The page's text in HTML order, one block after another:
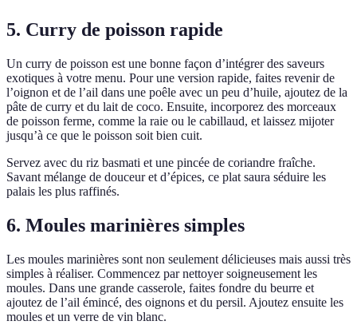
5. Curry de poisson rapide
Un curry de poisson est une bonne façon d’intégrer des saveurs
exotiques à votre menu. Pour une version rapide, faites revenir de
l’oignon et de l’ail dans une poêle avec un peu d’huile, ajoutez de la
pâte de curry et du lait de coco. Ensuite, incorporez des morceaux
de poisson ferme, comme la raie ou le cabillaud, et laissez mijoter
jusqu’à ce que le poisson soit bien cuit.
Servez avec du riz basmati et une pincée de coriandre fraîche.
Savant mélange de douceur et d’épices, ce plat saura séduire les
palais les plus raffinés.
6. Moules marinières simples
Les moules marinières sont non seulement délicieuses mais aussi très
simples à réaliser. Commencez par nettoyer soigneusement les
moules. Dans une grande casserole, faites fondre du beurre et
ajoutez de l’ail émincé, des oignons et du persil. Ajoutez ensuite les
moules et un verre de vin blanc.